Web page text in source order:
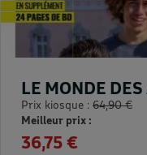
LE MONDE DES
Prix kiosque : 64,90 €
Meilleur prix :
36,75 €